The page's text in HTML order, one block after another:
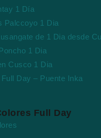
1 Día
Palccoyo 1 Dia
de 1 Dia desde
1 Dia
Cusco 1 Dia
Day – Puente Inka
Full Day